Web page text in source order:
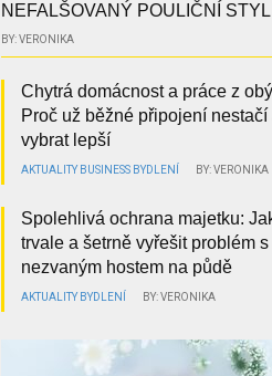
NEFALŠOVANÝ POULIČNÍ STYL
BY: VERONIKA
Chytrá domácnost a práce z
Proč už běžné připojení nestačí
vybrat lepší
AKTUALITY BUSINESS BYDLENÍ BY: VERONIKA
Spolehlivá ochrana majetku:
trvale a šetrně vyřešit problém s
nezvaným hostem na půdě
AKTUALITY BYDLENÍ BY: VERONIKA